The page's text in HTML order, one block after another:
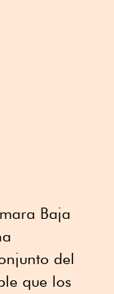
Baja
del
que los